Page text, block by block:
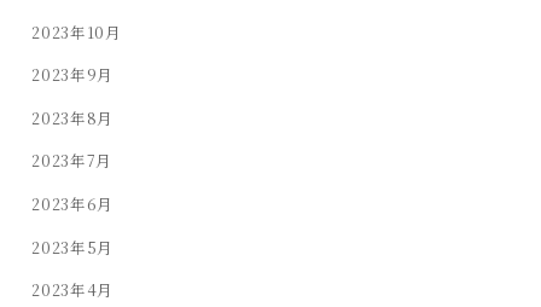
2023年10月
2023年9月
2023年8月
2023年7月
2023年6月
2023年5月
2023年4月